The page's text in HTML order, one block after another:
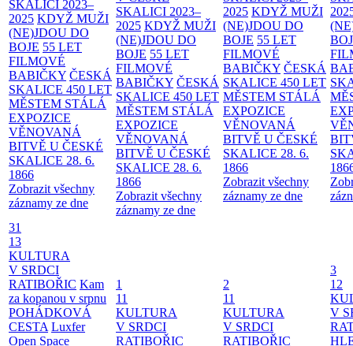
SKALICI 2023–
2025 KDYŽ MUŽI
(NE)JDOU DO
BOJE 55 LET
FILMOVÉ
BABIČKY ČESKÁ
SKALICE 450 LET
MĚSTEM STÁLÁ
EXPOZICE
VĚNOVANÁ
BITVĚ U ČESKÉ
SKALICE 28. 6.
1866
Zobrazit všechny
záznamy ze dne
SKALICI 2023–
2025 KDYŽ MUŽI
(NE)JDOU DO
BOJE 55 LET
FILMOVÉ
BABIČKY ČESKÁ
SKALICE 450 LET
MĚSTEM STÁLÁ
EXPOZICE
VĚNOVANÁ
BITVĚ U ČESKÉ
SKALICE 28. 6.
1866
Zobrazit všechny
záznamy ze dne
2025 KDYŽ MUŽI
(NE)JDOU DO
BOJE 55 LET
FILMOVÉ
BABIČKY ČESKÁ
SKALICE 450 LET
MĚSTEM STÁLÁ
EXPOZICE
VĚNOVANÁ
BITVĚ U ČESKÉ
SKALICE 28. 6.
1866
Zobrazit všechny
záznamy ze dne
31
13
KULTURA
V SRDCI
RATIBOŘIC Kam
za kopanou v srpnu
POHÁDKOVÁ
CESTA Luxfer
Open Space
1
11
KULTURA
V SRDCI
RATIBOŘIC
2
11
KULTURA
V SRDCI
RATIBOŘIC
3
12
V